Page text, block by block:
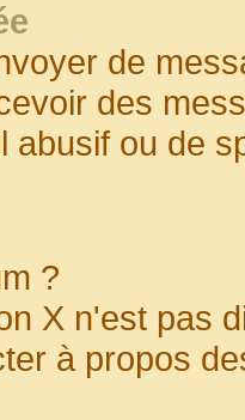
de
des
abusif ou de
?
X n'est pas
à propos